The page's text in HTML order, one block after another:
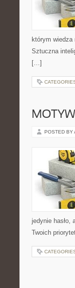
którym
Sztuczna
[…]
POSTED BY
jedynie hasło,
Twoich